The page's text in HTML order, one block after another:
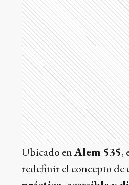
Ubicado enAlem 535,
redefinir el concepto de